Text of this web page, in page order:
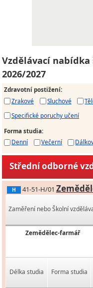
Vzdělávací
2026/2027
Zdravotní postižení:
Zrakové
Sluchové
Specifické poruchy učení
Forma studia:
Denní
Večerní
Střední odborné
H 41-51-H/01
Zaměření nebo Školní
Zemědělec-farmář
Délka studia Forma studia